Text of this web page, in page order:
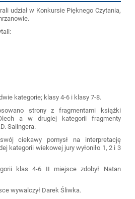
udział w Konkursie Pięknego Czytania,
kategorie; klasy 4-6 i klasy 7-8.
strony z fragmentami książki
a w drugiej kategorii fragmenty
Salingera.
ciekawy pomysł na interpretację
kategorii wiekowej jury wyłoniło 1, 2 i 3
klas 4-6 II miejsce zdobył Natan
wywalczył Darek Śliwka.